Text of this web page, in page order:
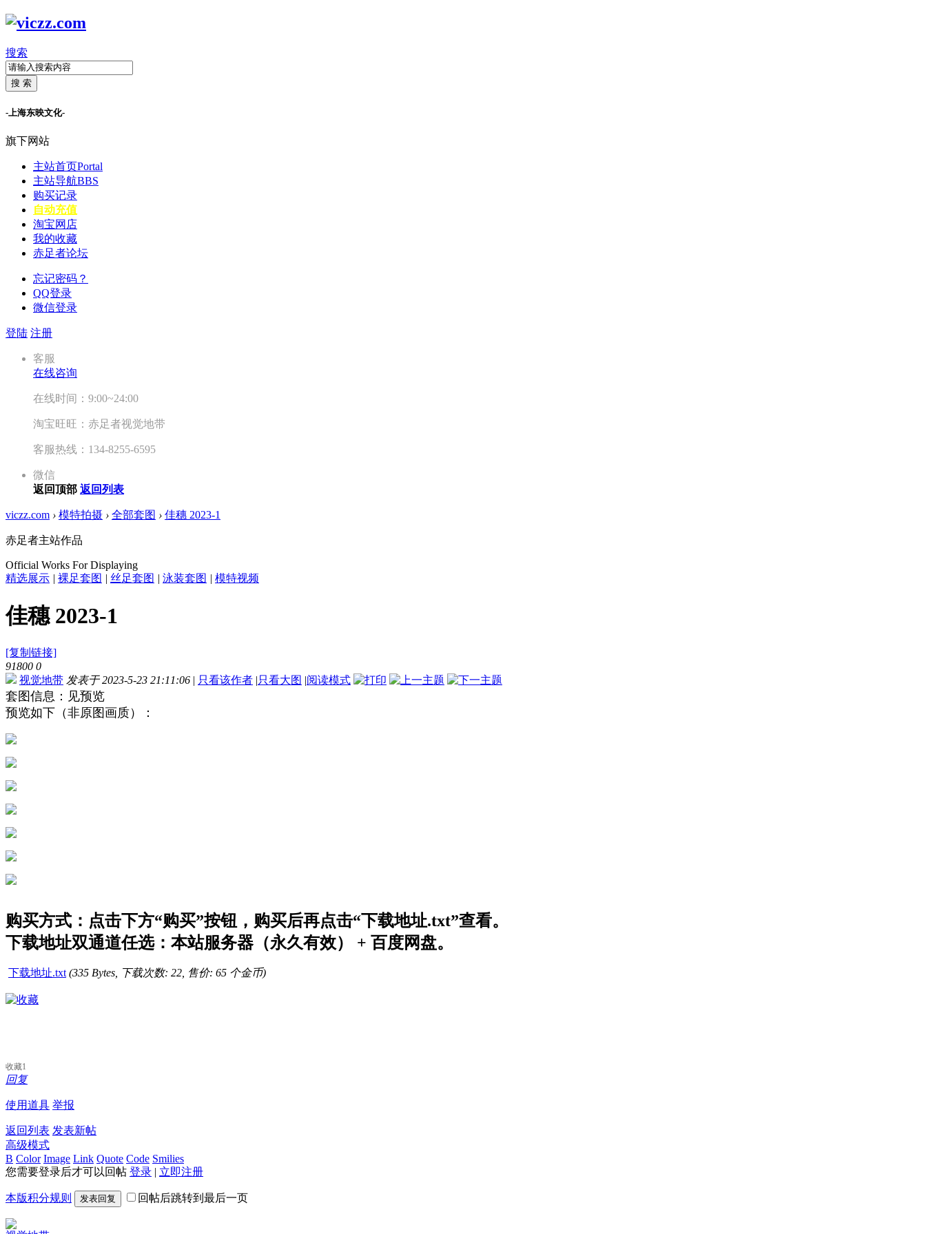
搜索
搜 索
-上海东映文化-
旗下网站
主站首页Portal
主站导航BBS
购买记录
自动充值
淘宝网店
我的收藏
赤足者论坛
忘记密码？
QQ登录
微信登录
登陆 注册
客服
在线咨询
在线时间：9:00~24:00
淘宝旺旺：赤足者视觉地带
客服热线：134-8255-6595
微信
返回顶部 返回列表
viczz.com › 模特拍摄 › 全部套图 › 佳穗 2023-1
赤足者主站作品
Official Works For Displaying
精选展示 | 裸足套图 | 丝足套图 | 泳装套图 | 模特视频
佳穗 2023-1
[复制链接]
91800 0
视觉地带 发表于 2023-5-23 21:11:06 | 只看该作者 |只看大图 |阅读模式
套图信息：见预览
预览如下（非原图画质）：
购买方式：点击下方“购买”按钮，购买后再点击“下载地址.txt”查看。
下载地址双通道任选：本站服务器（永久有效） + 百度网盘。
下载地址.txt (335 Bytes, 下载次数: 22, 售价: 65 个金币)
收藏1
回复
使用道具 举报
返回列表 发表新帖
高级模式
B Color Image Link Quote Code Smilies
您需要登录后才可以回帖 登录 | 立即注册
本版积分规则 发表回复 回帖后跳转到最后一页